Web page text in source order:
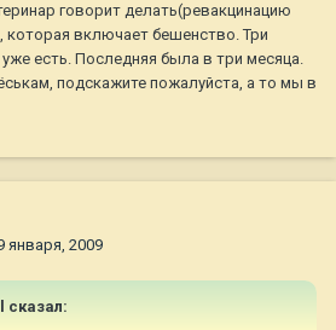
говорит делать(ревакцинацию
включает бешенство. Три
есть. Последняя была в три месяца.
подскажите пожалуйста, а то мы в
января, 2009
сказал: